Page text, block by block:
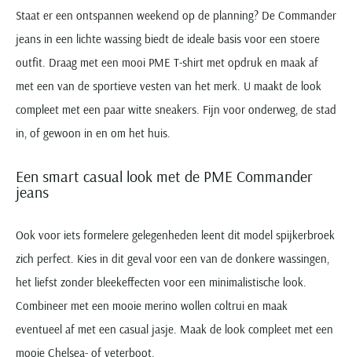
Staat er een ontspannen weekend op de planning? De Commander
jeans in een lichte wassing biedt de ideale basis voor een stoere
outfit. Draag met een mooi PME T-shirt met opdruk en maak af
met een van de sportieve vesten van het merk. U maakt de look
compleet met een paar witte sneakers. Fijn voor onderweg, de stad
in, of gewoon in en om het huis.
Een smart casual look met de PME Commander
jeans
Ook voor iets formelere gelegenheden leent dit model spijkerbroek
zich perfect. Kies in dit geval voor een van de donkere wassingen,
het liefst zonder bleekeffecten voor een minimalistische look.
Combineer met een mooie merino wollen coltrui en maak
eventueel af met een casual jasje. Maak de look compleet met een
mooie Chelsea- of veterboot.